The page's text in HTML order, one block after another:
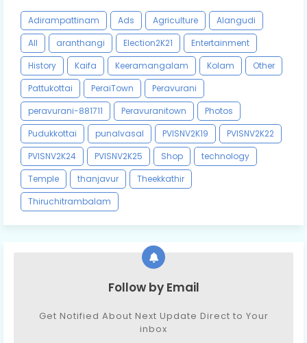
Adirampattinam Ads Agriculture
Alangudi
All
aranthangi Election2K21
Entertainment
History
Kaifa Keeramangalam Kolam
Other
Pattukottai
PeraiTown
Peravurani
peravurani-881711
Peravuranitown
Photos
Pudukkottai
punalvasal PVISNV2K19
PVISNV2K22
PVISNV2K24
PVISNV2K25 Shop
technology
Temple
thanjavur
Theekkathir
Thiruchitrambalam
Follow by Email
Get Notified About Next Update Direct to Your
inbox